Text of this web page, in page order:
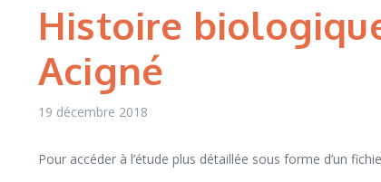
Histoire
Acigné
19 décembre 2018
Pour accéder à l’étude plus détaillée sous forme d’un